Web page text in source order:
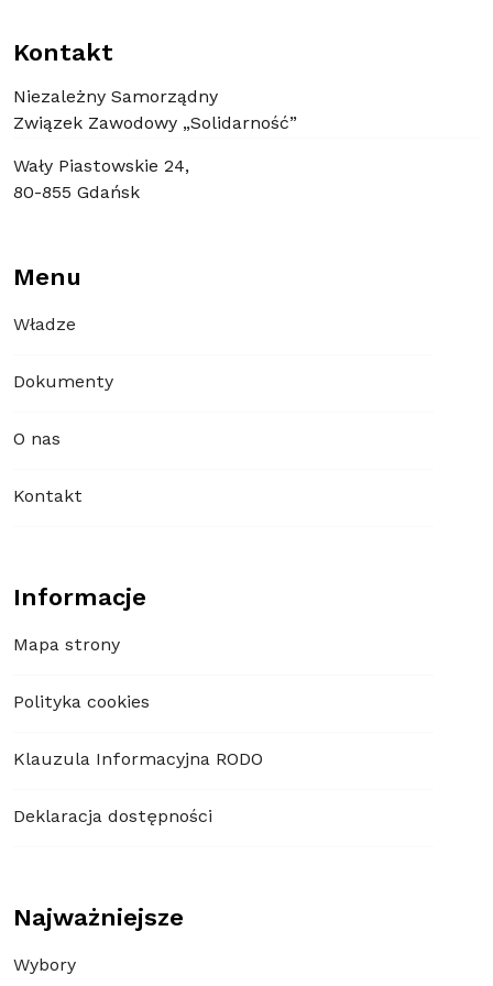
Kontakt
Niezależny Samorządny
Związek Zawodowy „Solidarność”
Wały Piastowskie 24,
80-855 Gdańsk
Menu
Władze
Dokumenty
O nas
Kontakt
Informacje
Mapa strony
Polityka cookies
Klauzula Informacyjna RODO
Deklaracja dostępności
Najważniejsze
Wybory